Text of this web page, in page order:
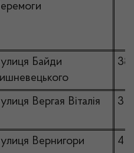
Байди
38
Вергая Віталія 3
Вернигори 4